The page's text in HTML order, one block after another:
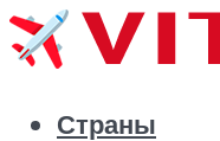
Страны